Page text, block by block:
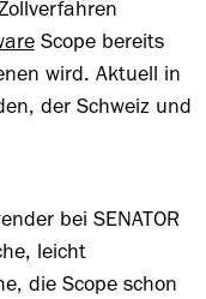
Scope bereits
wird. Aktuell in
der Schweiz und
bei SENATOR
leicht
die Scope schon